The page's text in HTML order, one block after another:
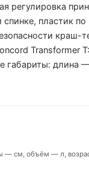
регулировка
пластик
краш-
Transformer
габариты: длина
— см, объём — л,